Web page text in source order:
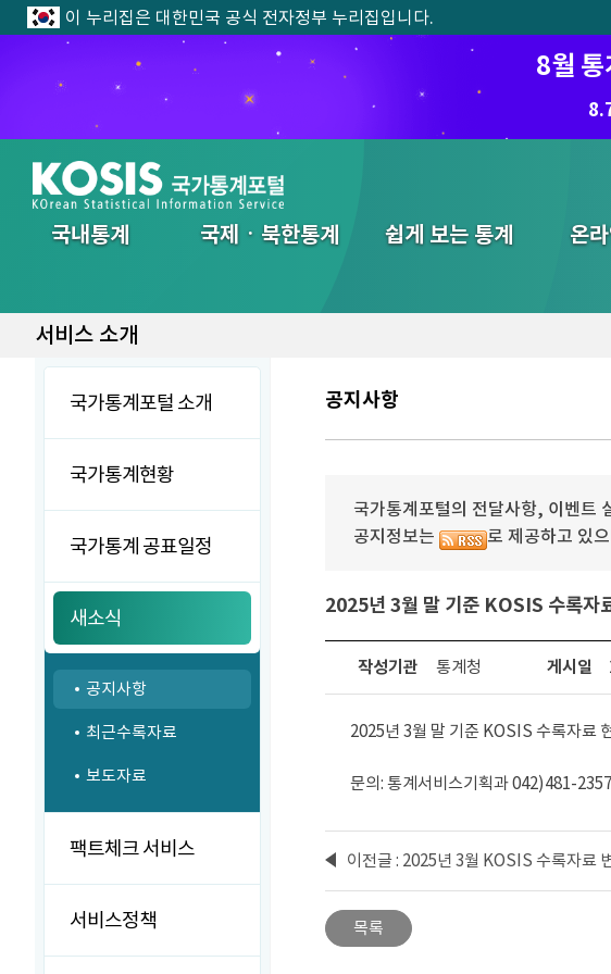
이 누리집은 대한민국 공식 전자정부 누리집입니다.
8월
국내통계 국제ㆍ북한통계 쉽게 보는 통계 온
서비스 소개
국가통계포털 소개
국가통계현황
국가통계 공표일정
새소식
공지사항
최근수록자료
보도자료
팩트체크 서비스
서비스정책
공지사항
국가통계포털의 전달사항, 이벤트
공지정보는
로 제공하고 있
2025년 3월 말 기준 KOSIS 수록자
작성기관 통계청 게시일
2025년 3월 말 기준 KOSIS 수록자료
문의: 통계서비스기획과 042)481-2357
이전글 : 2025년 3월 KOSIS 수록자료
목록